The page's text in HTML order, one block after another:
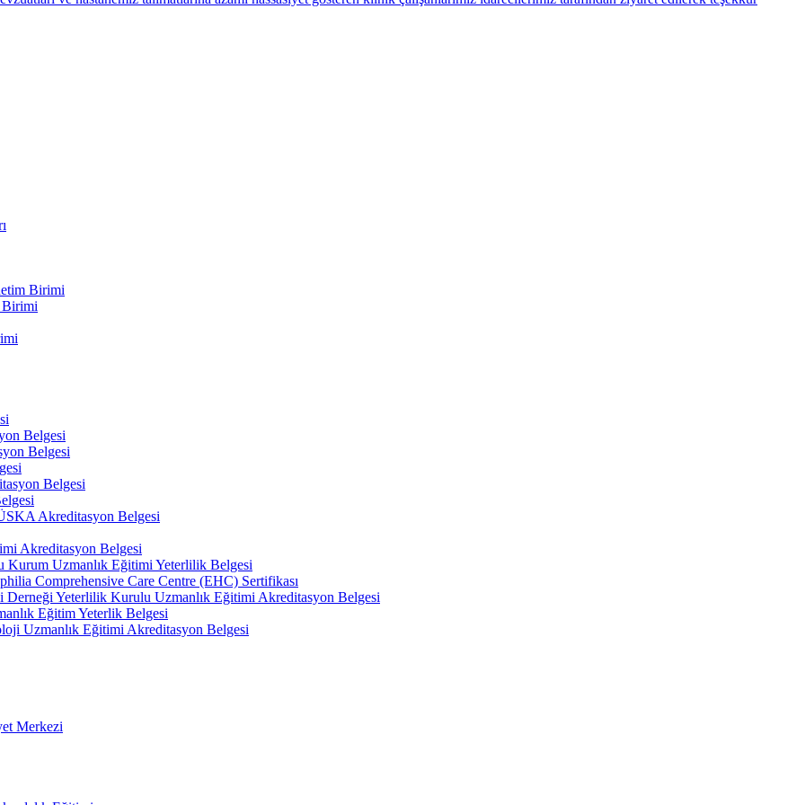
Birimi
Birimi
Belgesi
Belgesi
Belgesi
Akreditasyon Belgesi
Akreditasyon Belgesi
Uzmanlık Eğitimi Yeterlilik Belgesi
Comprehensive Care Centre (EHC) Sertifikası
Yeterlilik Kurulu Uzmanlık Eğitimi Akreditasyon Belgesi
Eğitim Yeterlik Belgesi
Uzmanlık Eğitimi Akreditasyon Belgesi
Merkezi